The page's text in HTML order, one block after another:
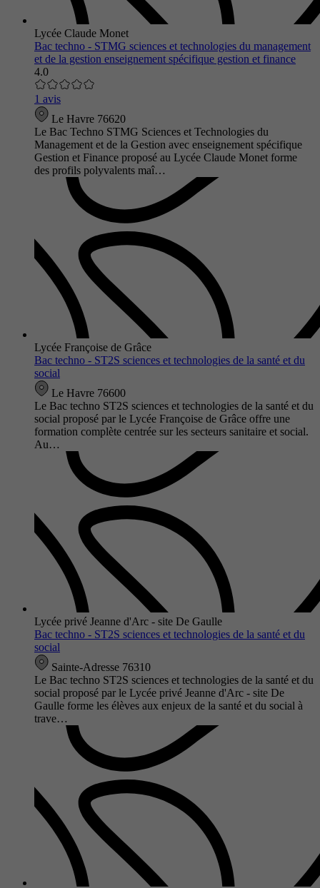
Lycée Claude Monet
Bac techno - STMG sciences et technologies du management
et de la gestion enseignement spécifique gestion et finance
4.0
1 avis
Le Havre 76620
Le Bac Techno STMG Sciences et Technologies du
Management et de la Gestion avec enseignement spécifique
Gestion et Finance proposé au Lycée Claude Monet forme
des profils polyvalents maî…
Lycée Françoise de Grâce
Bac techno - ST2S sciences et technologies de la santé et du
social
Le Havre 76600
Le Bac techno ST2S sciences et technologies de la santé et du
social proposé par le Lycée Françoise de Grâce offre une
formation complète centrée sur les secteurs sanitaire et social.
Au…
Lycée privé Jeanne d'Arc - site De Gaulle
Bac techno - ST2S sciences et technologies de la santé et du
social
Sainte-Adresse 76310
Le Bac techno ST2S sciences et technologies de la santé et du
social proposé par le Lycée privé Jeanne d'Arc - site De
Gaulle forme les élèves aux enjeux de la santé et du social à
trave…